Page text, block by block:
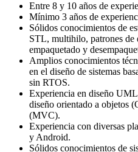
Entre 8 y 10 años de
Mínimo 3 años de
Sólidos conocimientos de
STL, multihilo, patrones de
empaquetado y
Amplios conocimientos
en el diseño de sistemas
sin RTOS.
Experiencia en diseño
diseño orientado a objetos
(MVC).
Experiencia con diversas
y Android.
Sólidos conocimientos de